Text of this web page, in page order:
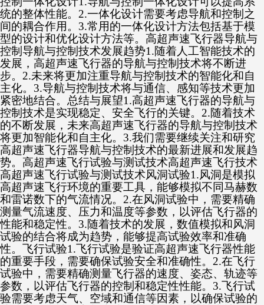
统的整体性能。2.一体化设计需要考虑导航和控制之
间的耦合作用。3.常用的一体化设计方法包括基于模
型的设计和优化设计方法等。高超声速飞行器导航与
控制导航与控制技术发展趋势1.随着人工智能技术的
发展，高超声速飞行器的导航与控制技术将不断进
步。2.未来将更加注重导航与控制技术的智能化和自
主化。3.导航与控制技术将与通信、感知等技术更加
紧密地结合。总结与展望1.高超声速飞行器的导航与
控制技术是实现稳定、安全飞行的关键。2.随着技术
的不断发展，未来高超声速飞行器的导航与控制技术
将更加智能化和自主化。3.我们需要继续关注和研究
高超声速飞行器导航与控制技术的最新进展和发展趋
势。高超声速飞行试验与测试技术高超声速飞行技术
高超声速飞行试验与测试技术风洞试验1.风洞是模拟
高超声速飞行环境的重要工具，能够模拟不同马赫数
和雷诺数下的气流情况。2.在风洞试验中，需要精确
测量气流速度、压力和温度等参数，以评估飞行器的
性能和稳定性。3.随着技术的发展，数值模拟和风洞
试验的结合将成为趋势，能够提高试验效率和准确
性。飞行试验1.飞行试验是验证高超声速飞行器性能
的重要手段，需要确保试验安全和准确性。2.在飞行
试验中，需要精确测量飞行器的速度、姿态、轨迹等
参数，以评估飞行器的控制和稳定性性能。3.飞行试
验需要考虑天气、空域和通信等因素，以确保试验的